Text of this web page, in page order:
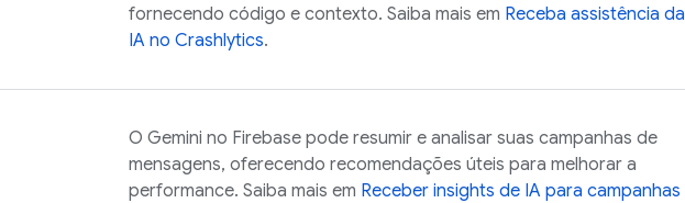
fornecendo código e contexto. Saiba mais em Receba assistência da
IA no Crashlytics.
O Gemini no Firebase pode resumir e analisar suas campanhas de
mensagens, oferecendo recomendações úteis para melhorar a
performance. Saiba mais em Receber insights de IA para campanhas